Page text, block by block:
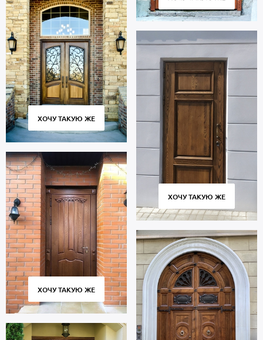
ХОЧУ ТАКУЮ ЖЕ
ХОЧУ ТАКУЮ ЖЕ
ХОЧУ ТАКУЮ ЖЕ